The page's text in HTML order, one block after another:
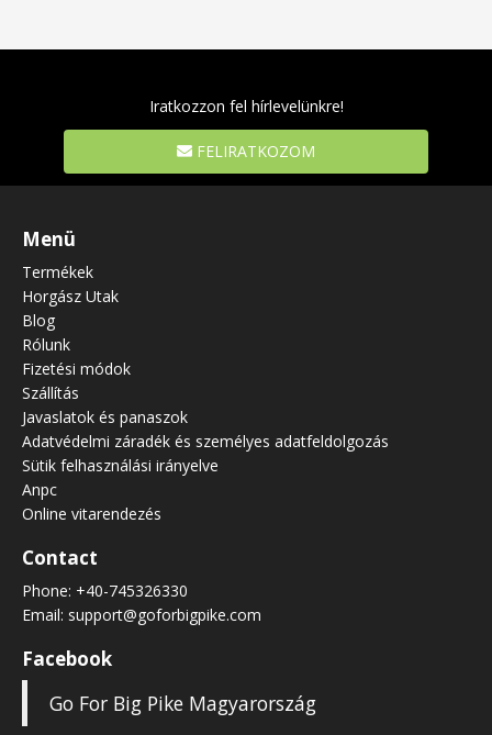
Iratkozzon fel hírlevelünkre!
FELIRATKOZOM
Menü
Termékek
Horgász Utak
Blog
Rólunk
Fizetési módok
Szállítás
Javaslatok és panaszok
Adatvédelmi záradék és személyes adatfeldolgozás
Sütik felhasználási irányelve
Anpc
Online vitarendezés
Contact
Phone: +40-745326330
Email: support@goforbigpike.com
Facebook
Go For Big Pike Magyarország